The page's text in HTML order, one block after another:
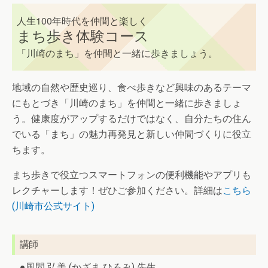
人生100年時代を仲間と楽しく
まち歩き体験コース
「川崎のまち」を仲間と一緒に歩きましょう。
地域の自然や歴史巡り、食べ歩きなど興味のあるテーマ
にもとづき「川崎のまち」を仲間と一緒に歩きましょ
う。健康度がアップするだけではなく、自分たちの住ん
でいる「まち」の魅力再発見と新しい仲間づくりに役立
ちます。
まち歩きで役立つスマートフォンの便利機能やアプリも
レクチャーします！ぜひご参加ください。詳細はこちら
(川崎市公式サイト)
講師